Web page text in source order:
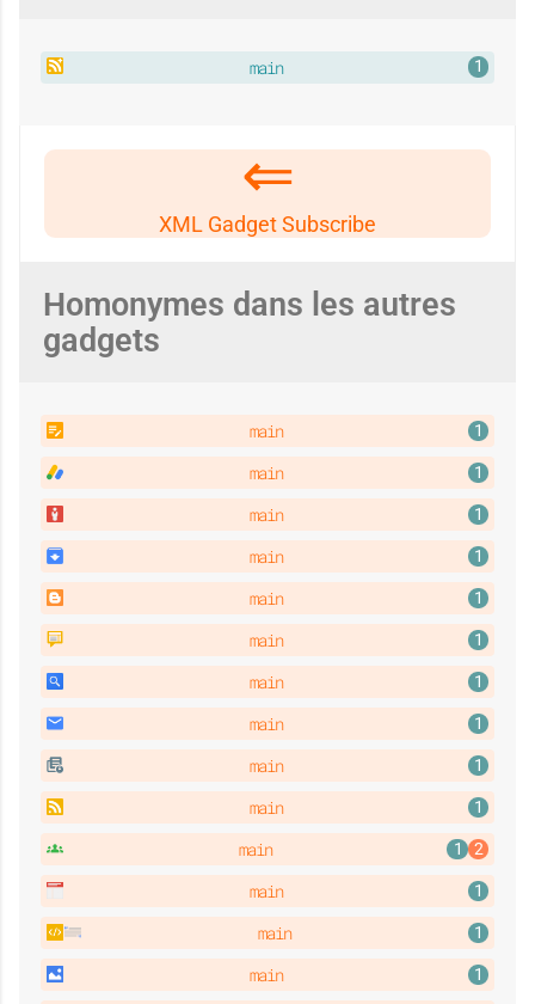
a
c
main
XML Gadget Subscribe
Homonymes dans les autres
gadgets
main
main
main
main
main
main
main
main
main
main
main
main
main
main